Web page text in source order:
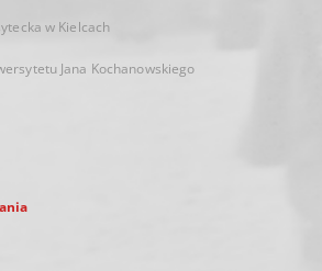
w Kielcach
Jana Kochanowskiego